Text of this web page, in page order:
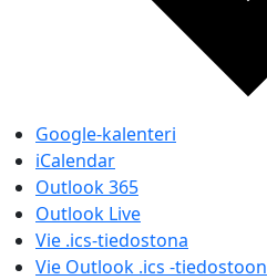
Google-kalenteri
iCalendar
Outlook 365
Outlook Live
Vie .ics-tiedostona
Vie Outlook .ics -tiedostoon